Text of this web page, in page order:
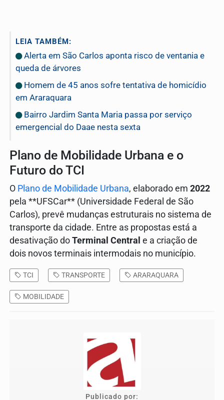
LEIA TAMBÉM:
Alerta em São Carlos aponta risco de ventania e
queda de árvores
Homem de 45 anos sofre tentativa de homicídio
em Araraquara
Bairro Jardim Santa Maria passa por serviço
emergencial do Daae nesta sexta
Plano de Mobilidade Urbana e o
Futuro do TCI
O Plano de Mobilidade Urbana, elaborado em 2022
pela **UFSCar** (Universidade Federal de São
Carlos), prevê mudanças estruturais no sistema de
transporte da cidade. Entre as propostas está a
desativação do Terminal Central e a criação de
dois novos terminais intermodais no município.
TCI TRANSPORTE ARARAQUARA
MOBILIDADE
Publicado por: